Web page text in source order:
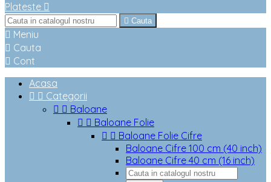
Plateste 
 Cauta
 Meniu
 Cauta
 Cont
Acasa
  Categorii
  Baloane
  Baloane Folie
  Baloane Folie Cifre
Baloane Cifre 100 cm (40 inch)
Baloane Cifre 40 cm (16 inch)